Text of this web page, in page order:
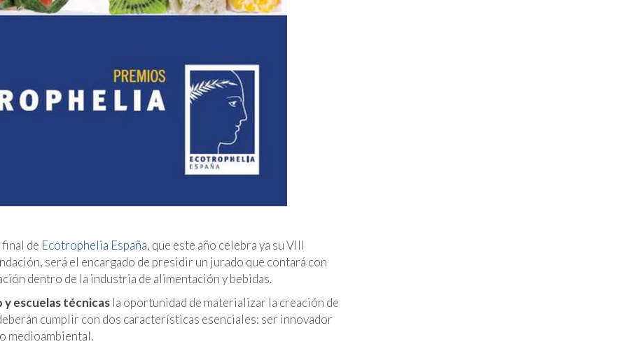
de Ecotrophelia España, que este año celebra ya su VIII
será el encargado de presidir un jurado que contará con
dentro de la industria de alimentación y bebidas.
escuelas técnicas la oportunidad de materializar la creación de
cumplir con dos características esenciales: ser innovador
medioambiental.